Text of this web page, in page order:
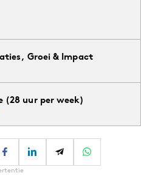
Groei & Impact
(28 uur per week)